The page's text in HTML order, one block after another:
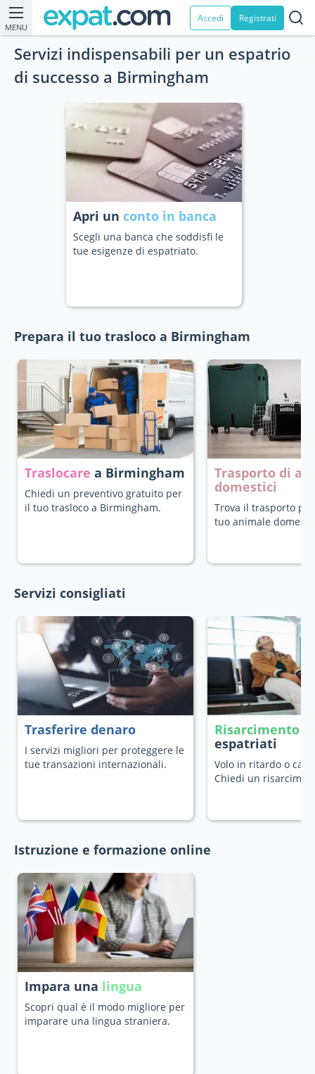
MENU
Accedi Registrati
Servizi indispensabili per un espatrio
di successo a Birmingham
Apri un conto in banca
Scegli una banca che soddisfi le
tue esigenze di espatriato.
Prepara il tuo trasloco a Birmingham
Traslocare a Birmingham
Chiedi un preventivo gratuito per
il tuo trasloco a Birmingham.
Trasporto di
domestici
Trova il trasporto
tuo animale
Servizi consigliati
Trasferire denaro
I servizi migliori per proteggere le
tue transazioni internazionali.
Risarcimento
espatriati
Volo in ritardo o
Chiedi un
Istruzione e formazione online
Impara una lingua
Scopri qual è il modo migliore per
imparare una lingua straniera.